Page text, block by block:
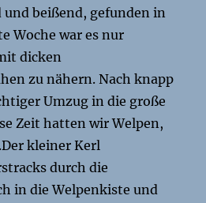
beißend, gefunden in
Woche war es nur
dicken
zu nähern. Nach knapp
Umzug in die große
Zeit hatten wir Welpen,
kleiner Kerl
durch die
in die Welpenkiste und